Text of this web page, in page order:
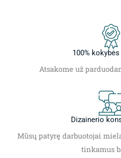
100%
Atsakome už
Dizainerio
Mūsų patyrę darbuotojai
tinkamus